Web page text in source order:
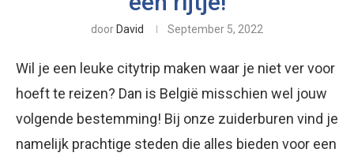
door David September 5, 2022
Wil je een leuke citytrip maken waar je niet ver voor
hoeft te reizen? Dan is België misschien wel jouw
volgende bestemming! Bij onze zuiderburen vind je
namelijk prachtige steden die alles bieden voor een